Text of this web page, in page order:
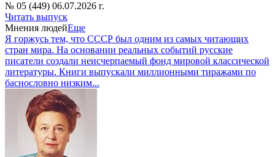
№ 05 (449) 06.07.2026 г.
Читать выпуск
Мнения людейЕще
Я горжусь тем, что СССР был одним из самых читающих
стран мира. На основании реальных событий русские
писатели создали неисчерпаемый фонд мировой классической
литературы. Книги выпускали миллионными тиражами по
баснословно низким...